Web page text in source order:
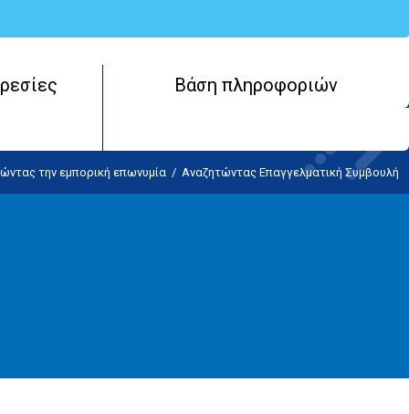
Βάση πληροφοριών
την εμπορική επωνυμία / Αναζητώντας Επαγγελματική Συμβουλή